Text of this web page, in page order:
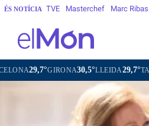
ÉS NOTÍCIA TVE Masterchef Marc Ribas
GIRONA30,5°LLEIDA29,7°TARRAGONA